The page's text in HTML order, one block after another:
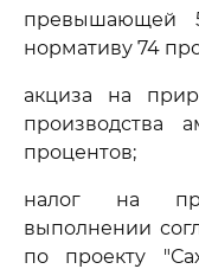
превышающей
нормативу 74
акциза на
производства
процентов;
налог на
выполнении
по проекту